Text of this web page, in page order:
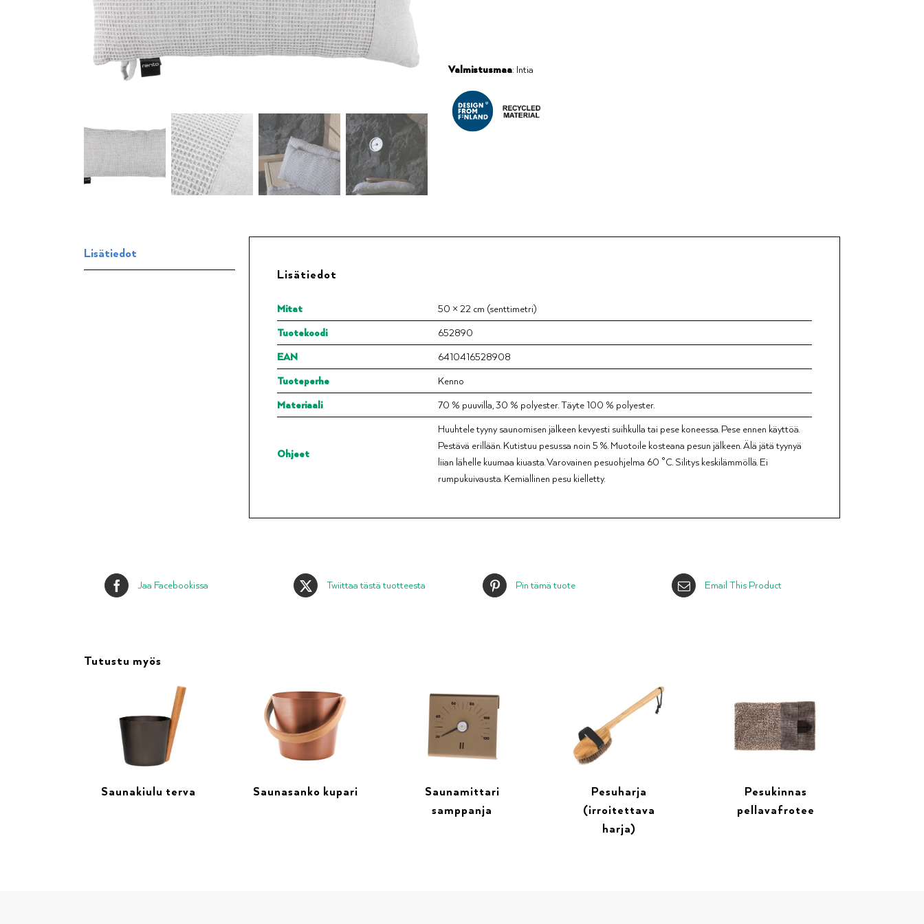
Valmistusmaa: Intia
Lisätiedot
Lisätiedot
Mitat
50 × 22 cm (senttimetri)
Tuotekoodi
652890
EAN
6410416528908
Tuoteperhe
Kenno
Materiaali
70 % puuvilla, 30 % polyester. Täyte 100 % polyester.
Ohjeet
Huuhtele tyyny saunomisen jälkeen kevyesti suihkulla tai pese koneessa. Pese ennen käyttöä.
Pestävä erillään. Kutistuu pesussa noin 5 %. Muotoile kosteana pesun jälkeen. Älä jätä tyynyä
liian lähelle kuumaa kiuasta. Varovainen pesuohjelma 60 °C. Silitys keskilämmöllä. Ei
rumpukuivausta. Kemiallinen pesu kielletty.
Jaa Facebookissa Twiittaa tästä tuotteesta Pin tämä tuote Email This Product
Tutustu myös
Saunakiulu terva Saunasanko kupari
Saunamittari
samppanja
Pesuharja
(irroitettava
harja)
Pesukinnas
pellavafrotee